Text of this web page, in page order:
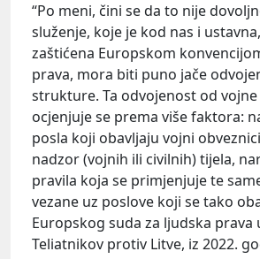
“Po meni, čini se da to nije
služenje, koje je kod nas i
zaštićena Europskom
prava, mora biti puno jače
strukture. Ta odvojenost od
ocjenjuje se prema više faktora:
posla koji obavljaju vojni
nadzor (vojnih ili civilnih) tijela,
pravila koja se primjenjuje te
vezane uz poslove koji se tako
Europskog suda za ljudska prava
Teliatnikov protiv Litve, iz 2022.